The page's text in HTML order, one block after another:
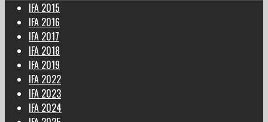
IFA 2015
IFA 2016
IFA 2017
IFA 2018
IFA 2019
IFA 2022
IFA 2023
IFA 2024